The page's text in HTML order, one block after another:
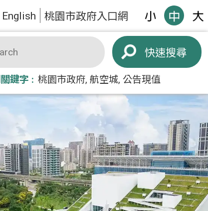
English 桃園市政府入口網
搜尋
鍵字 桃園市政府 航空城 公告現值